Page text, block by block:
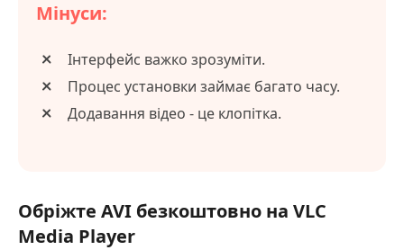
Мінуси:
Інтерфейс важко зрозуміти.
Процес установки займає багато часу.
Додавання відео - це клопітка.
Обріжте AVI безкоштовно на VLC
Media Player